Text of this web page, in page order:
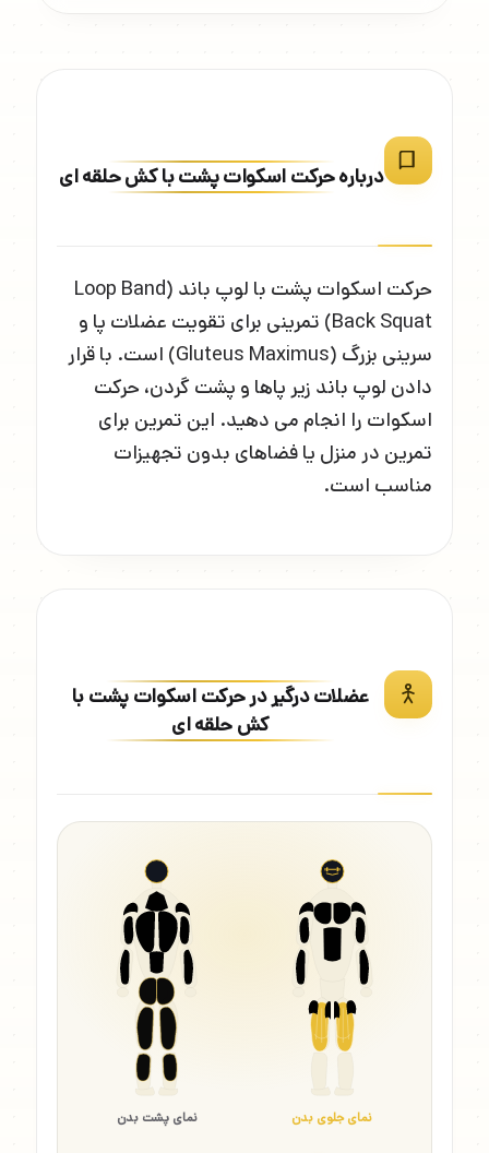
درباره حرکت اسکوات پشت با کش حلقه ای
حرکت اسکوات پشت با لوپ باند (Loop Band
Back Squat) تمرینی برای تقویت عضلات پا و
سرینی بزرگ (Gluteus Maximus) است. با قرار
دادن لوپ باند زیر پاها و پشت گردن، حرکت
اسکوات را انجام می دهید. این تمرین برای
تمرین در منزل یا فضاهای بدون تجهیزات
مناسب است.
عضلات درگیر در حرکت اسکوات پشت با
کش حلقه ای
نمای جلوی بدن نمای پشت بدن